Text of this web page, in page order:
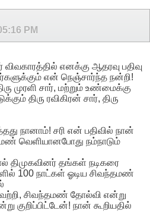
PM
எனக்கு ஆதரவு பதிவு
என் நெஞ்சார்ந்த நன்றி!
முரளி சார், மற்றும் உண்மைக்கு
திரு ரவிகிரன் சார், திரு
நானாம்! சரி என் பதிவில் நான்
வெளியானபோது நம்நாடும்
திமுகவினர் தங்கள் நடிகரை
100 நாட்கள் ஓடிய சிவந்தமண்
சிவந்தமண் தோல்வி என்று
குறிப்பிட்டேன்! நான் கூறியதில்